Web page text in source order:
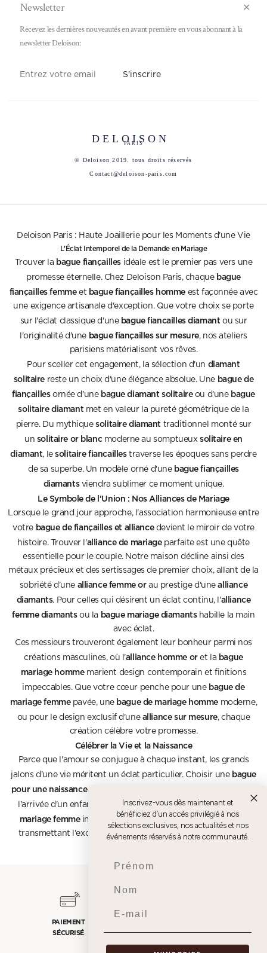
Newsletter
Recevez les dernières nouveautés en avant première en vous abonnant à la
newsletter Deloison:
S'inscrire
DELOISON
PARIS
© Deloison 2019. tous droits réservés
Contact@deloison-paris.com
Deloison Paris : Haute Joaillerie pour les Moments d'une Vie
L'Éclat Intemporel de la Demande en Mariage
Trouver la bague fiançaillesidéale est le premier pas vers une
promesse éternelle. Chez Deloison Paris, chaque bague
fiançailles femmeet bague fiançailles homme est façonnée avec
une exigence artisanale d'exception. Que votre choix se porte
sur l'éclat classique d'une bague fiancailles diamant ou sur
l'originalité d'une bague fiançailles sur mesure, nos ateliers
parisiens matérialisent vos rêves.
Pour sceller cet engagement, la sélection d'un diamant
solitaire reste un choix d'une élégance absolue. Une bague de
fiançaillesornée d'une bague diamant solitaireou d'une bague
solitaire diamant met en valeur la pureté géométrique de la
pierre. Du mythiquesolitaire diamant traditionnel monté sur
un solitaire or blancmoderne au somptueux solitaire en
diamant, lesolitaire fiancaillestraverse les époques sans perdre
de sa superbe. Un modèle orné d'une bague fiançailles
diamantsviendra sublimer ce moment unique.
Le Symbole de l'Union : Nos Alliances de Mariage
Lorsque le grand jour approche, l'association harmonieuse entre
votre bague de fiançailles et alliancedevient le miroir de votre
histoire. Trouver l'alliance de mariageparfaite est une quête
essentielle pour le couple. Notre maison décline ainsi des
métaux précieux et des sertissages de premier choix, allant de la
sobriété d'une alliance femme orau prestige d'unealliance
diamants. Pour celles qui désirent un éclat continu, l'alliance
femme diamantsou la bague mariage diamantshabille la main
avec éclat.
Ces messieurs trouveront également leur bonheur parmi nos
créations masculines, où l'alliance homme oret la bague
mariage hommemarient design contemporain et finitions
impeccables. Que votre cœur penche pour une bague de
mariage femmepavée, une bague de mariage homme moderne,
ou pour le design exclusif d'une alliance sur mesure, chaque
création célèbre votre promesse.
Célébrer la Vie et la Naissance
Parce que l'amour se conjugue à chaque instant, les grands
jalons d'une vie méritent un éclat particulier. Choisir une bague
pour une naissanceest un geste symbolique fort pour célébrer
l'arrivée d'un enfant. Une
bague de naissanceou unebague
mariage femmeintemporelle devient un héritage précieux,
transmettant l'excellence joaillière aux générations futures.
PAIEMENT
SÉCURISÉ
FRAIS
OFFERTE
Inscrivez-vous dès maintenant et
bénéficiez d’un accès privilégié à nos
sélections exclusives, nos actualités et nos
événements réservés à notre communauté.
Prenom